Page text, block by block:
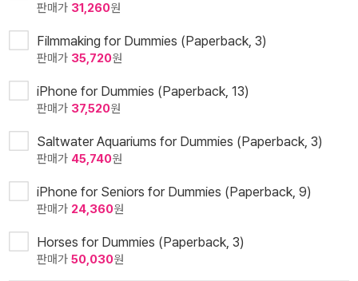
판매가 31,260원
Filmmaking for Dummies (Paperback, 3)
판매가 35,720원
iPhone for Dummies (Paperback, 13)
판매가 37,520원
Saltwater Aquariums for Dummies (Paperback, 3)
판매가 45,740원
iPhone for Seniors for Dummies (Paperback, 9)
판매가 24,360원
Horses for Dummies (Paperback, 3)
판매가 50,030원